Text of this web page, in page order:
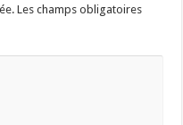
Les champs obligatoires